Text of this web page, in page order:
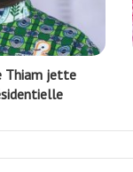
Thiam jette